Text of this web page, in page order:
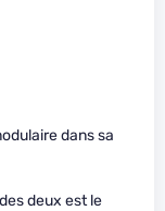
dans sa
deux est le